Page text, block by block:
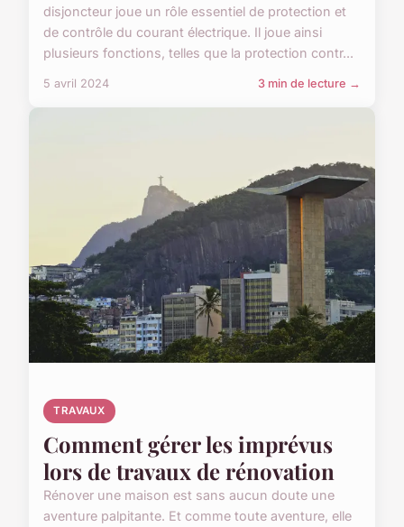
disjoncteur joue un rôle essentiel de protection et
de contrôle du courant électrique. Il joue ainsi
plusieurs fonctions, telles que la protection contr...
5 avril 2024 3 min de lecture →
TRAVAUX
Comment gérer les imprévus
lors de travaux de rénovation
Rénover une maison est sans aucun doute une
aventure palpitante. Et comme toute aventure, elle